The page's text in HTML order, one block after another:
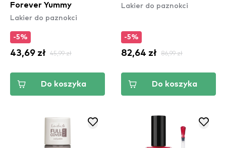
Forever Yummy
Lakier do paznokci
-5%
43,69 zł 45,99 zł
Do koszyka
Lakier do paznokci
-5%
82,64 zł 86,99 zł
Do koszyka